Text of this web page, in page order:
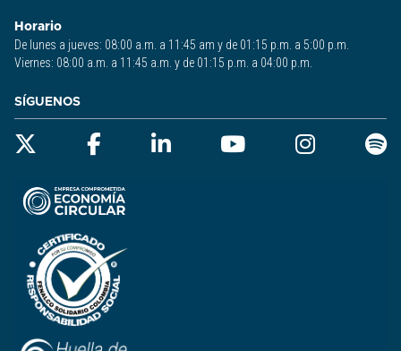
Horario
De lunes a jueves: 08:00 a.m. a 11:45 am y de 01:15 p.m. a 5:00 p.m.
Viernes: 08:00 a.m. a 11:45 a.m. y de 01:15 p.m. a 04:00 p.m.
SÍGUENOS